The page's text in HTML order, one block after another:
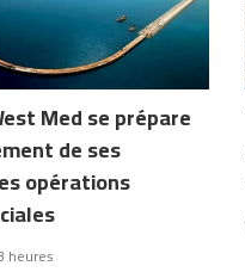
Med se prépare
de ses
opérations
heures